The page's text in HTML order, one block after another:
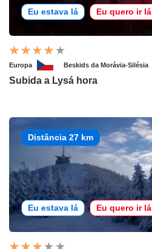
Eu estava lá Eu quero ir lá
Europa Beskids da Morávia-Silésia
Subida a Lysá hora
Distância 27 km
Eu estava lá Eu quero ir lá